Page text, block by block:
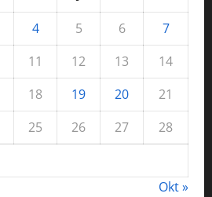
4 5 6
7
11 12 13
14
18 19 20
21
25 26 27
28
Okt »